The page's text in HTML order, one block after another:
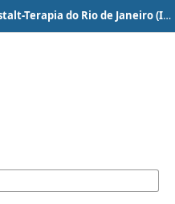
Congressos Estaduais de Gestalt-Terapia do Rio de Janeiro (ISSN: 2179-7439)